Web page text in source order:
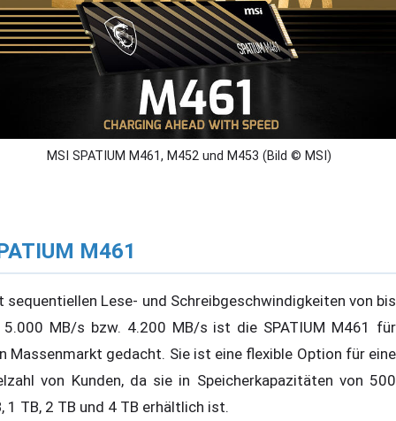
MSI SPATIUM M461, M452 und M453 (Bild © MSI)
M461
sequentiellen Lese- und Schreibgeschwindigkeiten von bis
5.000 MB/s bzw. 4.200 MB/s ist die SPATIUM M461 für
Massenmarkt gedacht. Sie ist eine flexible Option für eine
von Kunden, da sie in Speicherkapazitäten von 500
1 TB, 2 TB und 4 TB erhältlich ist.